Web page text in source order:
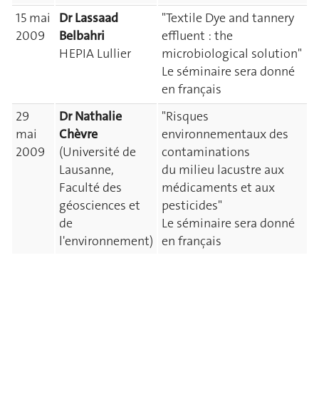
15 mai
2009
Dr Lassaad
Belbahri
HEPIA Lullier
"Textile Dye and tannery
effluent : the
microbiological solution"
Le séminaire sera donné
en français
29
mai
2009
Dr Nathalie
Chèvre
(Université de
Lausanne,
Faculté des
géosciences et
de
l'environnement)
"Risques
environnementaux des
contaminations
du milieu lacustre aux
médicaments et aux
pesticides"
Le séminaire sera donné
en français